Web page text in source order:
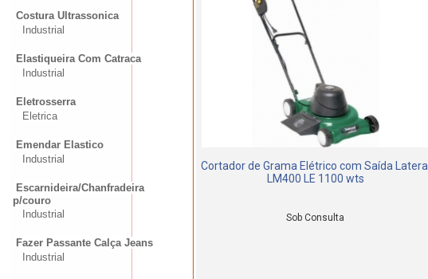
Costura Ultrassonica
Industrial
Elastiqueira Com Catraca
Industrial
Eletrosserra
Eletrica
Emendar Elastico
Industrial
Escarnideira/Chanfradeira
p/couro
Industrial
Fazer Passante Calça Jeans
Industrial
Cortador de Grama Elétrico com Saída Lateral
LM400 LE 1100 wts
Sob Consulta